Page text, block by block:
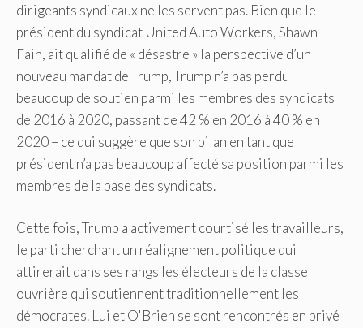
dirigeants syndicaux ne les servent pas. Bien que le
président du syndicat United Auto Workers, Shawn
Fain, ait qualifié de « désastre » la perspective d’un
nouveau mandat de Trump, Trump n’a pas perdu
beaucoup de soutien parmi les membres des syndicats
de 2016 à 2020, passant de 42 % en 2016 à 40 % en
2020 – ce qui suggère que son bilan en tant que
président n’a pas beaucoup affecté sa position parmi les
membres de la base des syndicats.
Cette fois, Trump a activement courtisé les travailleurs,
le parti cherchant un réalignement politique qui
attirerait dans ses rangs les électeurs de la classe
ouvrière qui soutiennent traditionnellement les
démocrates. Lui et O'Brien se sont rencontrés en privé